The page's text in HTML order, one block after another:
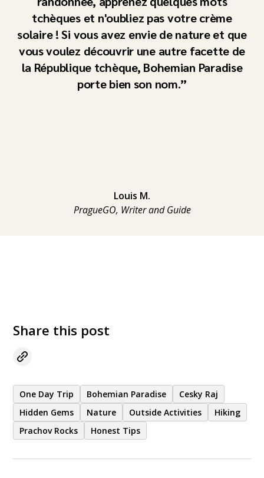
tchèques et n'oubliez pas votre crème
solaire ! Si vous avez envie de nature et que
vous voulez découvrir une autre facette de
la République tchèque, Bohemian Paradise
porte bien son nom.
Louis M.
PragueGO, Writer and Guide
Share this post
One Day Trip Bohemian Paradise
Cesky Raj
Hidden Gems
Nature Outside Activities
Hiking
Prachov Rocks
Honest Tips